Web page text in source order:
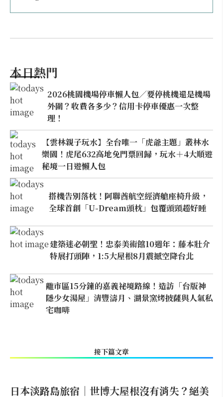
本日熱門
2026桃園機場停車懶人包／要停桃機還是機場
外圍？收費各多少？信用卡停車優惠一次整
理！
【雲林親子玩水】全台唯一「虎爺主題」叢林水
樂園！虎尾632高地免門票回歸，玩水＋4大順遊
秘境一日遊懶人包
搭機告別落枕！阿聯酋航空經濟艙座椅升級，
全球首創「U-Dream頭枕」包覆頭頸超好睡
建築迷必朝聖！忠泰美術館10週年：藤本壯介
特展打頭陣，1:5大屋根8月震撼空降台北
離市區15分鐘的嘉義祕境路線！造訪「台版神
隱少女湯屋」清豐濤月、湖景窯烤披薩與人氣私
宅咖啡
接下篇文章
日本淡路島旅宿｜世博大屋根沒有消失？絕美